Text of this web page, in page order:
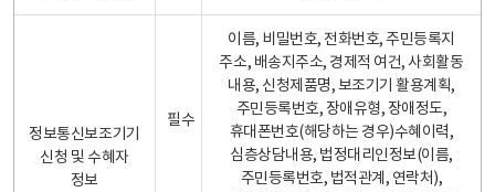
정보통신보조기기
신청 및 수혜자
정보
필수
이름, 비밀번호, 전화번호, 주민등록지
주소, 배송지주소, 경제적 여건, 사회활동
내용, 신청제품명, 보조기기 활용계획,
주민등록번호, 장애유형, 장애정도,
휴대폰번호(해당하는 경우)수혜이력,
심층상담내용, 법정대리인정보(이름,
주민등록번호, 법적관계, 연락처),